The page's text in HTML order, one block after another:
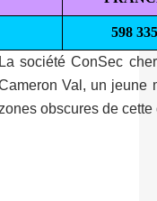
598 335
La société ConSec
Val, un jeune
zones obscures de